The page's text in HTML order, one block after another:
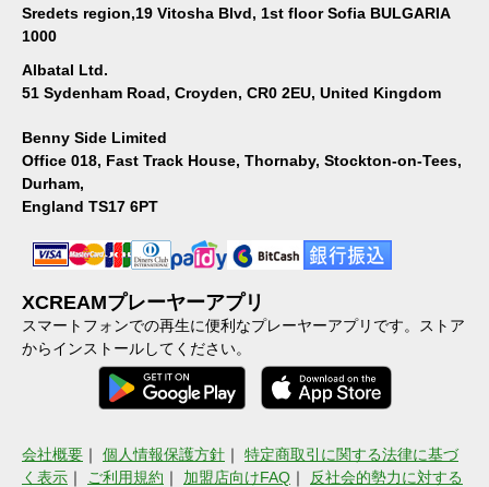
Sredets region,19 Vitosha Blvd, 1st floor Sofia BULGARIA
1000
Albatal Ltd.
51 Sydenham Road, Croyden, CR0 2EU, United Kingdom
Benny Side Limited
Office 018, Fast Track House, Thornaby, Stockton-on-Tees,
Durham,
England TS17 6PT
XCREAMプレーヤーアプリ
スマートフォンでの再生に便利なプレーヤーアプリです。ストア
からインストールしてください。
会社概要 ｜ 個人情報保護方針 ｜ 特定商取引に関する法律に基づ
く表示 ｜ ご利用規約 ｜ 加盟店向けFAQ ｜ 反社会的勢力に対する